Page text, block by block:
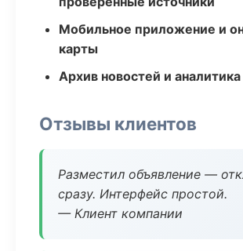
Мобильное приложение и
карты
Архив новостей и аналитика
Отзывы клиентов
Разместил объявление —
сразу. Интерфейс простой.
— Клиент компании